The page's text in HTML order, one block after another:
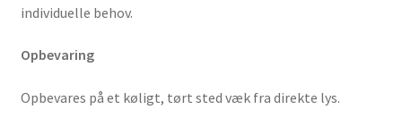
individuelle behov.
Opbevaring
Opbevares på et køligt, tørt sted væk fra direkte lys.